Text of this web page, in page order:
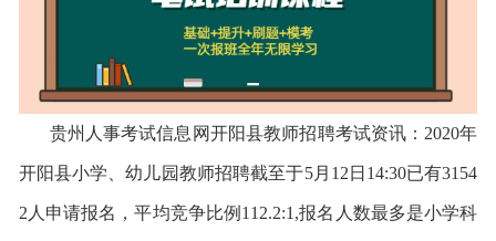
贵州人事考试信息网开阳县教师招聘考试资讯：2020年
开阳县小学、幼儿园教师招聘截至于5月12日14:30已有3154
2人申请报名，平均竞争比例112.2:1,报名人数最多是小学科